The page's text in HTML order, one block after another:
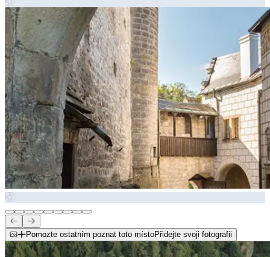
Pomozte ostatním poznat toto místoPřidejte svoji fotografii